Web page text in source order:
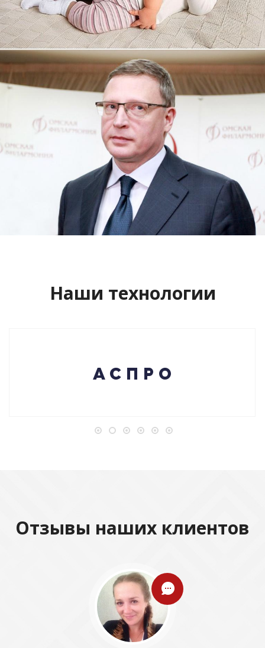
Смотреть проект
Сайт кандидата в губернаторы
Буркова Александра Леонидовича
Смотреть проект
Наши технологии
Отзывы наших клиентов